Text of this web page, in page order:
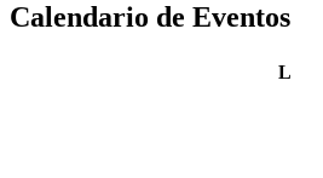
Calendario de Eventos
Llunes